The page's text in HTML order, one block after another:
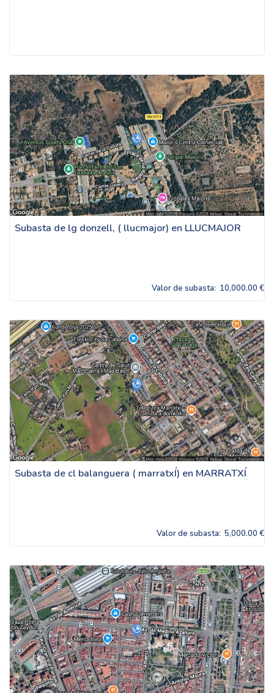
Subasta de lg donzell, ( llucmajor) en LLUCMAJOR
Valor de subasta: 10,000.00 €
Subasta de cl balanguera ( marratxÍ) en MARRATXÍ
Valor de subasta: 5,000.00 €